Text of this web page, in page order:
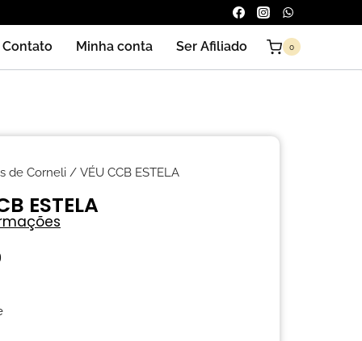
Contato Minha conta Ser Afiliado 0
de Corneli / VÉU CCB ESTELA
ESTELA